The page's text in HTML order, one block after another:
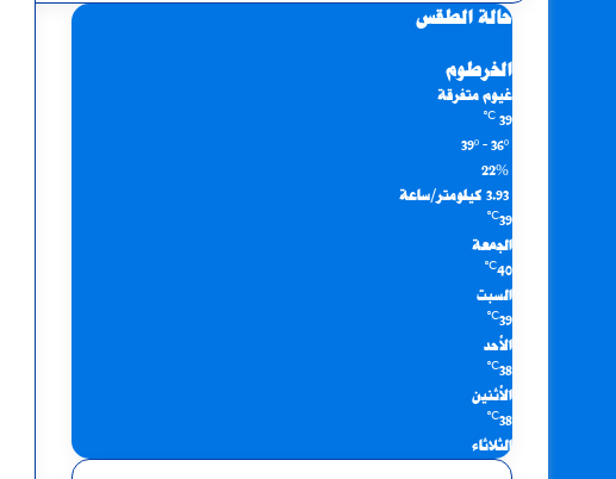
حالة الطقس
الخرطوم
غيوم متفرقة
39
℃
39º - 36º
22%
3.93 كيلومتر/ساعة
39
℃
الجمعة
40
℃
السبت
39
℃
الأحد
38
℃
الأثنين
38
℃
الثلاثاء